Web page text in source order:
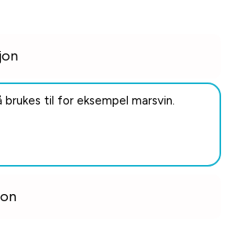
brukes til for eksempel marsvin.